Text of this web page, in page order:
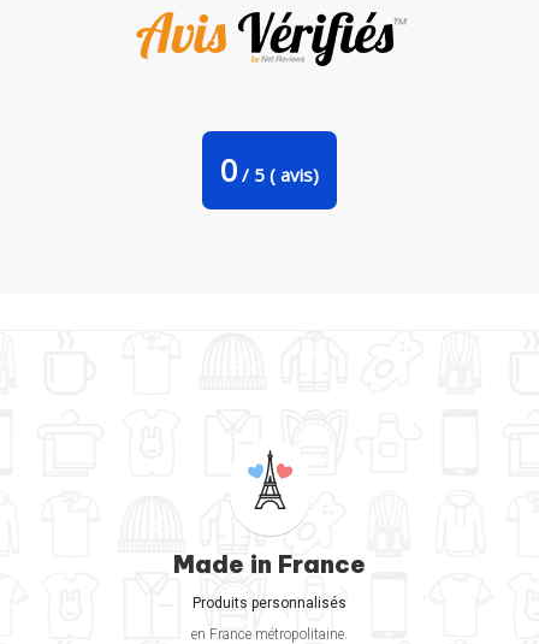
0 / 5 ( avis)
Made in France
Produits personnalisés
en France métropolitaine.